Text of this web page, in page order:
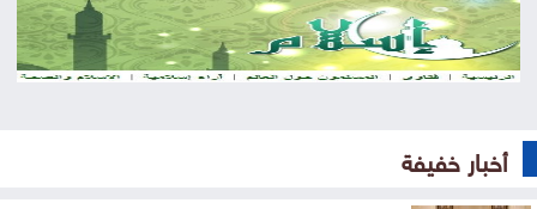
النفط يرتفع وسط حذر بشأن نتائج المحادثات بين إيران
وعمان
الفلسطينية وقضية اللاجئين
أخبار خفيفة